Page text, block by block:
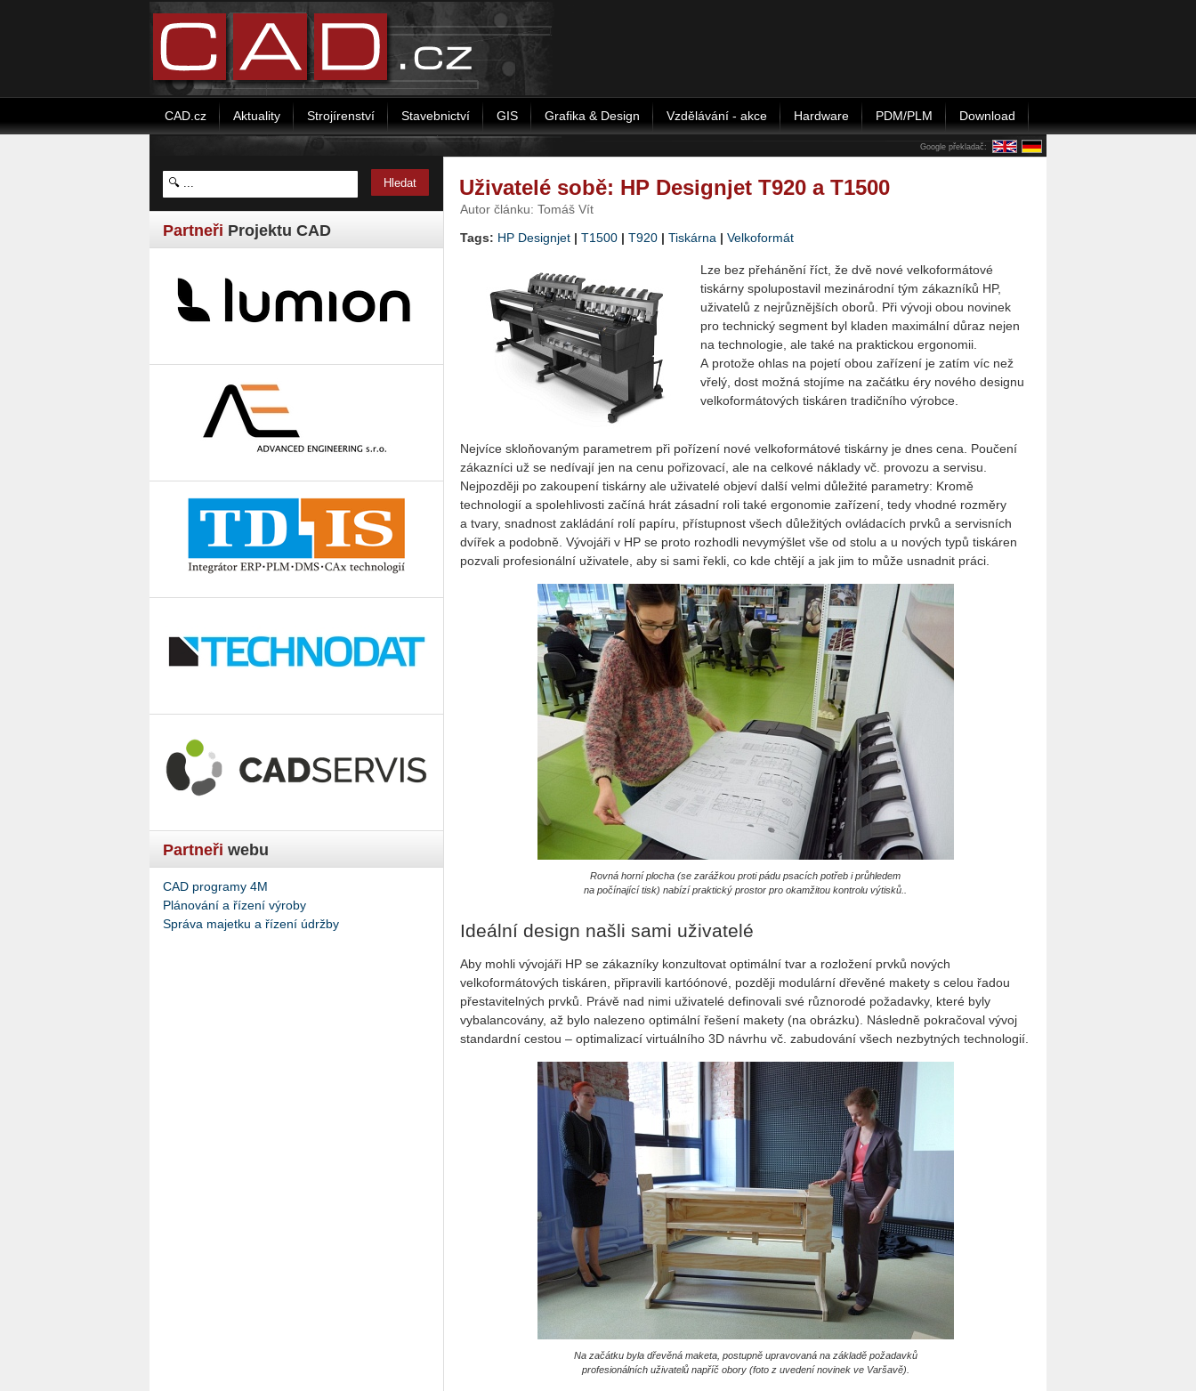
CAD.cz Aktuality Strojírenství Stavebnictví GIS Grafika & Design Vzdělávání - akce Hardware PDM/PLM Download
Google překladač:
Partneři Projektu CAD
Partneři webu
CAD programy 4M
Plánování a řízení výroby
Správa majetku a řízení údržby
Uživatelé sobě: HP Designjet T920 a T1500
Autor článku: Tomáš Vít
Tags: HP Designjet | T1500 | T920 | Tiskárna | Velkoformát
Lze bez přehánění říct, že dvě nové velkoformátové
tiskárny spolupostavil mezinárodní tým zákazníků HP,
uživatelů z nejrůznějších oborů. Při vývoji obou novinek
pro technický segment byl kladen maximální důraz nejen
na technologie, ale také na praktickou ergonomii.
A protože ohlas na pojetí obou zařízení je zatím víc než
vřelý, dost možná stojíme na začátku éry nového designu
velkoformátových tiskáren tradičního výrobce.
Nejvíce skloňovaným parametrem při pořízení nové velkoformátové tiskárny je dnes cena. Poučení
zákazníci už se nedívají jen na cenu pořizovací, ale na celkové náklady vč. provozu a servisu.
Nejpozději po zakoupení tiskárny ale uživatelé objeví další velmi důležité parametry: Kromě
technologií a spolehlivosti začíná hrát zásadní roli také ergonomie zařízení, tedy vhodné rozměry
a tvary, snadnost zakládání rolí papíru, přístupnost všech důležitých ovládacích prvků a servisních
dvířek a podobně. Vývojáři v HP se proto rozhodli nevymýšlet vše od stolu a u nových typů tiskáren
pozvali profesionální uživatele, aby si sami řekli, co kde chtějí a jak jim to může usnadnit práci.
Rovná horní plocha (se zarážkou proti pádu psacích potřeb i průhledem
na počínající tisk) nabízí praktický prostor pro okamžitou kontrolu výtisků..
Ideální design našli sami uživatelé
Aby mohli vývojáři HP se zákazníky konzultovat optimální tvar a rozložení prvků nových
velkoformátových tiskáren, připravili kartóónové, později modulární dřevěné makety s celou řadou
přestavitelných prvků. Právě nad nimi uživatelé definovali své různorodé požadavky, které byly
vybalancovány, až bylo nalezeno optimální řešení makety (na obrázku). Následně pokračoval vývoj
standardní cestou – optimalizací virtuálního 3D návrhu vč. zabudování všech nezbytných technologií.
Na začátku byla dřevěná maketa, postupně upravovaná na základě požadavků
profesionálních uživatelů napříč obory (foto z uvedení novinek ve Varšavě).